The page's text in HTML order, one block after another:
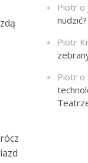
Piotr o
Piotr
Piotr o